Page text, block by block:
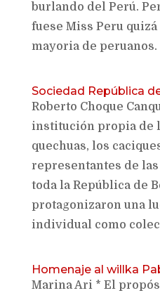
burlando del Perú.
fuese Miss Peru
mayoria de peruanos.
Sociedad República
Roberto Choque
institución propia de
quechuas, los
representantes de
toda la República de
protagonizaron una
individual como
Homenaje al willka
Marina Ari * El